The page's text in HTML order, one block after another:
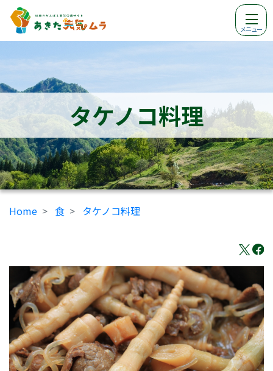
メニュー
タケノコ料理
Home 食 タケノコ料理